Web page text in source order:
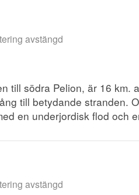
avstängd
till södra Pelion, är 16 km.
till betydande stranden.
en underjordisk flod och
avstängd